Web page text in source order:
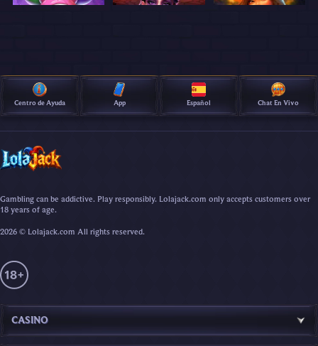
Centro de Ayuda App Español Chat En Vivo
Gambling can be addictive. Play responsibly. Lolajack.com only accepts customers over
18 years of age.
2026 © Lolajack.com All rights reserved.
CASINO